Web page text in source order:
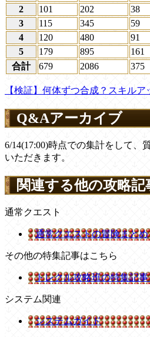
2
101 202 38
3
115 345 59
4
120 480 91
5
179 895 161
合計
679 2086 375
【検証】何体ずつ合成？スキルア
Q&Aアーカイブ
6/14(17:00)時点での集計をして、
いただきます。
関連する他の攻略記
通常クエスト
通常クエストの冒険まとめ
その他の特集記事はこちら
トレクル攻略班の特集記
システム関連
システムガイド